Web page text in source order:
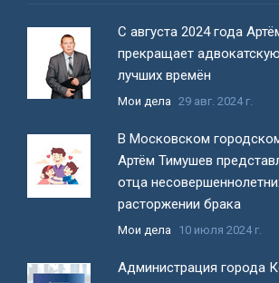
С августа 2024 года
прекращает
лучших времён
Мои дела 29 авг. 2024 г.
В Московском
Артём Тимушев
отца
расторжении брака
Мои дела 10 июля 2024 г.
Администрация города